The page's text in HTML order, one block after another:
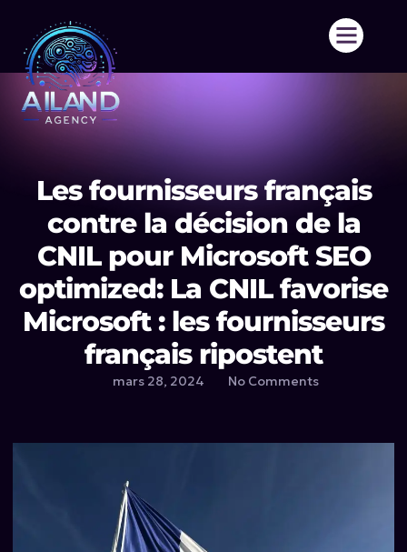
contenu
Les fournisseurs français
contre la décision de la
CNIL pour Microsoft SEO
optimized: La CNIL favorise
Microsoft : les fournisseurs
français ripostent
mars 28, 2024 No Comments